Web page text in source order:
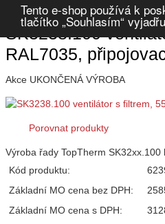
Tento e-shop používá k
tlačítko „Souhlasím“
Úvod Ventilátory, klimatizace
SK3238.100
RAL7035,
Akce UKONČENÁ VÝROBA
Porovnat produkty
Výroba řady TopTherm
Kód produktu:
Základní MO cena bez DPH:
Základní MO cena s DPH: